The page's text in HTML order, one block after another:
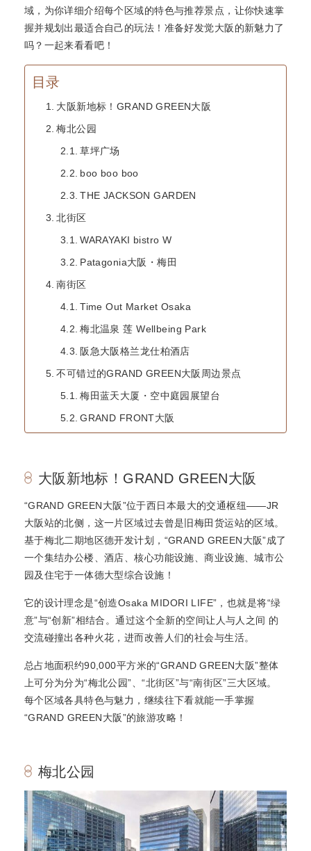
域，为你详细介绍每个区域的特色与推荐景点，让你快速掌
握并规划出最适合自己的玩法！准备好发觉大阪的新魅力了
吗？一起来看看吧！
目录
大阪新地标！GRAND GREEN大阪
梅北公园
草坪广场
boo boo boo
THE JACKSON GARDEN
北街区
WARAYAKI bistro W
Patagonia大阪・梅田
南街区
Time Out Market Osaka
梅北温泉 莲 Wellbeing Park
阪急大阪格兰龙仕柏酒店
不可错过的GRAND GREEN大阪周边景点
梅田蓝天大厦・空中庭园展望台
GRAND FRONT大阪
大阪新地标！GRAND GREEN大阪
“GRAND GREEN大阪”位于西日本最大的交通枢纽——JR
大阪站的北侧，这一片区域过去曾是旧梅田货运站的区域。
基于梅北二期地区德开发计划，“GRAND GREEN大阪”成了
一个集结办公楼、酒店、核心功能设施、商业设施、城市公
园及住宅于一体德大型综合设施！
它的设计理念是“创造Osaka MIDORI LIFE”，也就是将“绿
意”与“创新”相结合。通过这个全新的空间让人与人之间 的
交流碰撞出各种火花，进而改善人们的社会与生活。
总占地面积约90,000平方米的“GRAND GREEN大阪”整体
上可分为分为“梅北公园”、“北街区”与“南街区”三大区域。
每个区域各具特色与魅力，继续往下看就能一手掌握
“GRAND GREEN大阪”的旅游攻略！
梅北公园